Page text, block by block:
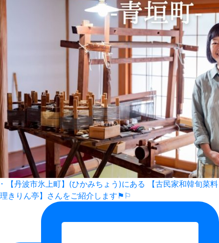
･ 【丹波市氷上町】(ひかみちょう)にある 【古民家和韓旬菜料
理きりん亭】さんをご紹介します⚑⚐